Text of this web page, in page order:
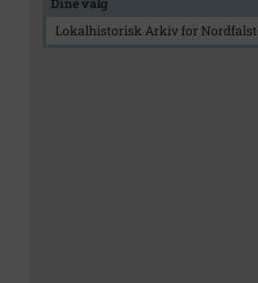
Lokalhistorisk Arkiv for